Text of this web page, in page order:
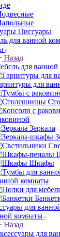
Биде
Назад
для ванной
Назад
для
для
с
с
шкафы
Шкафы
комнаты
комнаты
Назад
для